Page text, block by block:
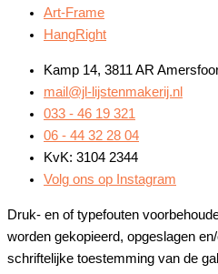
Art-Frame
HangRight
Kamp 14, 3811 AR
mail@jl-lijstenmakerij.nl
033 - 46 19 321
06 - 44 32 28 04
KvK: 3104 2344
Volg ons op Instagram
Druk- en of typefouten
worden gekopieerd, opgeslagen
schriftelijke toestemming van de